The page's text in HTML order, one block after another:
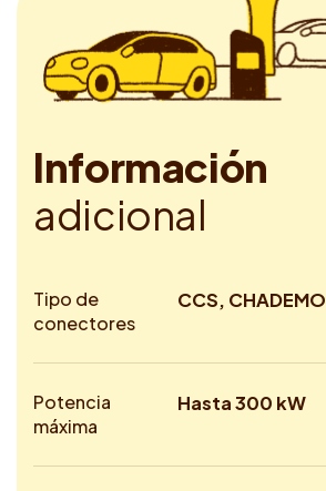
Información
adicional
Tipo de
conectores
CCS, CHADEMO
Potencia
máxima
Hasta 300 kW